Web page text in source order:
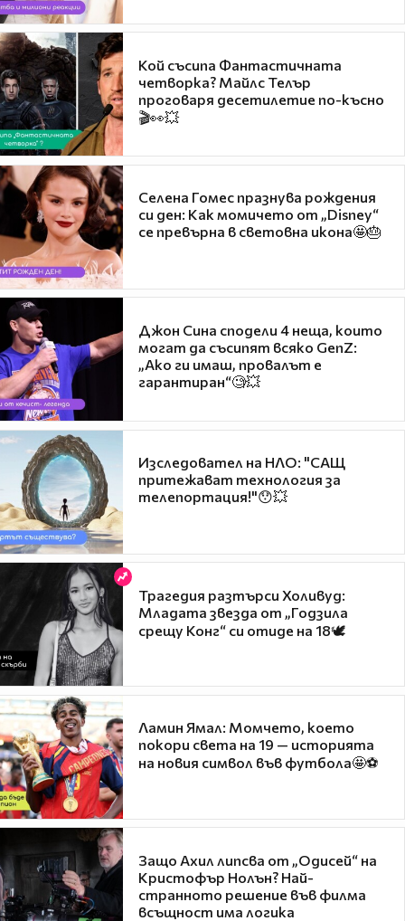
Кой съсипа Фантастичната
четворка? Майлс Телър
проговаря десетилетие по-късно
🎬👀💥
Селена Гомес празнува рождения
си ден: Как момичето от „Disney“
се превърна в световна икона🤩🎂
Джон Сина сподели 4 неща, които
могат да съсипят всяко GenZ:
„Ако ги имаш, провалът е
гарантиран“🧐💥
Изследовател на НЛО: "САЩ
притежават технология за
телепортация!"😯💥
Трагедия разтърси Холивуд:
Младата звезда от „Годзила
срещу Конг“ си отиде на 18🕊️
Ламин Ямал: Момчето, което
покори света на 19 — историята
на новия символ във футбола🤩⚽
Защо Ахил липсва от „Одисей“ на
Кристофър Нолън? Най-
странното решение във филма
всъщност има логика